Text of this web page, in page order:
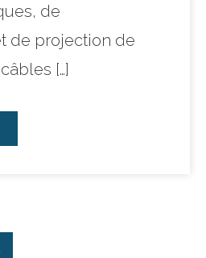
de
de projection de
[…]